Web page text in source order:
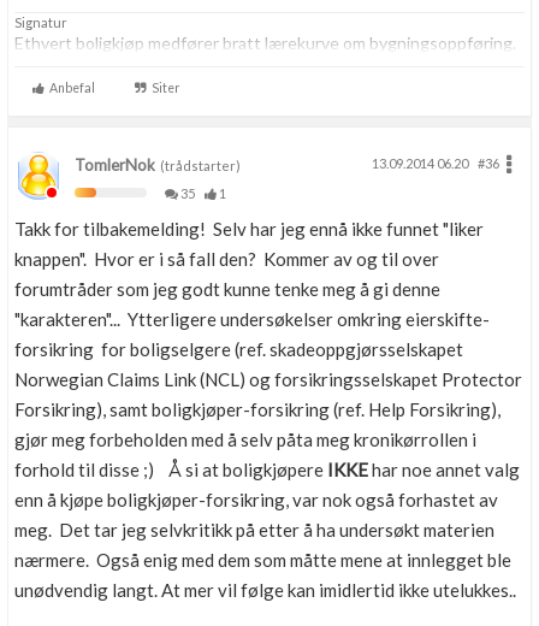
Signatur
Ethvert boligkjøp medfører bratt lærekurve om bygningsoppføring.
Anbefal Siter
TomlerNok (trådstarter) 13.09.2014 06.20
#36
35
1
Takk for tilbakemelding! Selv har jeg ennå ikke funnet "liker
knappen". Hvor er i så fall den? Kommer av og til over
forumtråder som jeg godt kunne tenke meg å gi denne
"karakteren"... Ytterligere undersøkelser omkring eierskifte-
forsikring for boligselgere (ref. skadeoppgjørsselskapet
Norwegian Claims Link (NCL) og forsikringsselskapet Protector
Forsikring), samt boligkjøper-forsikring (ref. Help Forsikring),
gjør meg forbeholden med å selv påta meg kronikørrollen i
forhold til disse ;) Å si at boligkjøpere IKKEhar noe annet valg
enn å kjøpe boligkjøper-forsikring, var nok også forhastet av
meg. Det tar jeg selvkritikk på etter å ha undersøkt materien
nærmere. Også enig med dem som måtte mene at innlegget ble
unødvendig langt. At mer vil følge kan imidlertid ikke utelukkes..